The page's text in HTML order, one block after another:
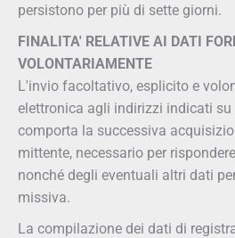
persistono per più di sette giorni.
FINALITA' RELATIVE AI DATI
VOLONTARIAMENTE
L'invio facoltativo, esplicito e
elettronica agli indirizzi indicati
comporta la successiva
mittente, necessario per
nonché degli eventuali altri dati
missiva.
La compilazione dei dati di